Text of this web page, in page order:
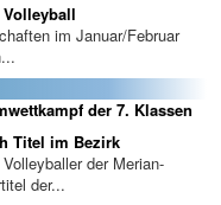
im Januar/Februar
der 7. Klassen
Titel im Bezirk
der Merian-
der...